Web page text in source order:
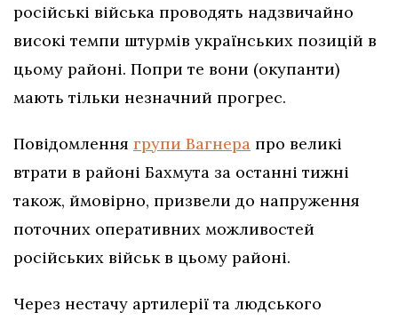
російські війська проводять надзвичайно
високі темпи штурмів українських позицій в
цьому районі. Попри те вони (окупанти)
мають тільки незначний прогрес.
Повідомлення групи Вагнера про великі
втрати в районі Бахмута за останні тижні
також, ймовірно, призвели до напруження
поточних оперативних можливостей
російських військ в цьому районі.
Через нестачу артилерії та людського